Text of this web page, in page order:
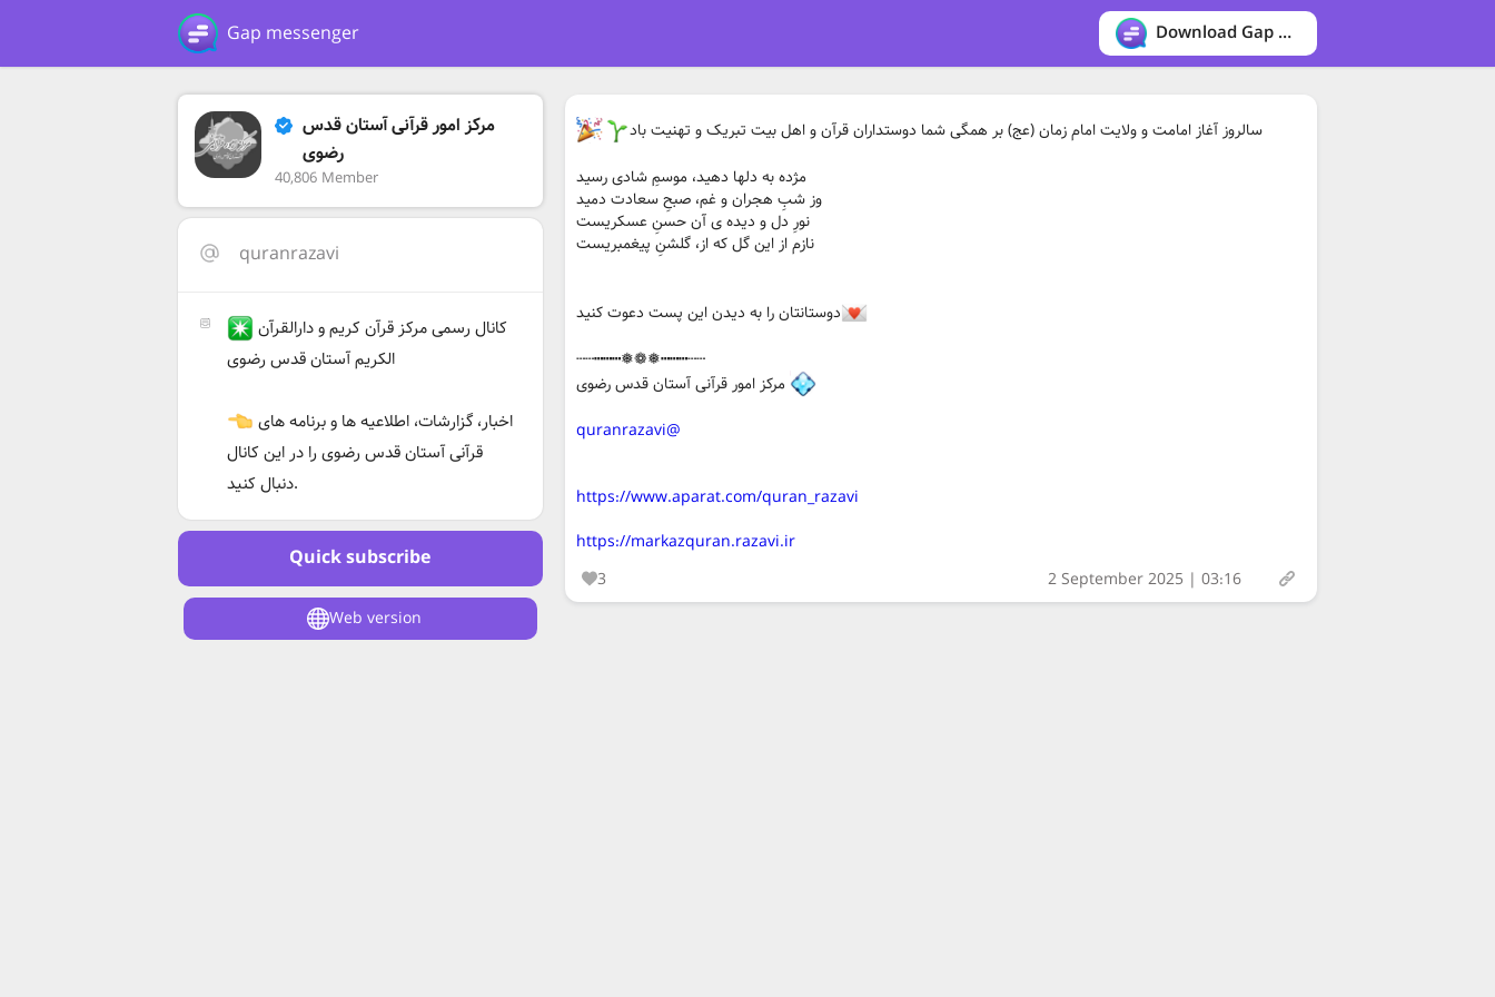
Gap messenger Download Gap messenger
مرکز امور قرآنی آستان قدس
رضوی
40,806 Member
quranrazavi
کانال رسمی مرکز قرآن کریم و دارالقرآن
الکریم آستان قدس رضوی
اخبار، گزارشات، اطلاعیه ها و برنامه های
قرآنی آستان قدس رضوی را در این کانال
دنبال کنید.
Quick subscribe
Web version
سالروز آغاز امامت و ولایت امام زمان (عج) بر همگی شما دوستداران قرآن و اهل بیت تبریک و تهنیت باد
مژده به دلها دهید، موسمِ شادی رسید
وز شبِ هجران و غم، صبحِ سعادت دمید
نورِ دل و دیده ی آن حسنِ عسکریست
نازم از این گل که از، گلشنِ پیغمبریست
دوستانتان را به دیدن این پست دعوت کنید
┄┄┅┅┅❅❁❅┅┅┅┄┄
مرکز امور قرآنی آستان قدس رضوی
@quranrazavi
https://www.aparat.com/quran_razavi
https://markazquran.razavi.ir
3
2 September 2025 | 03:16